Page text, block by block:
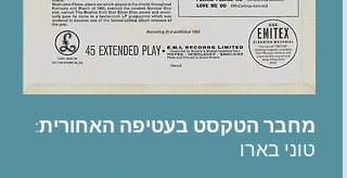
מחבר הטקסט בעטיפה האחורית:
טוני בארו